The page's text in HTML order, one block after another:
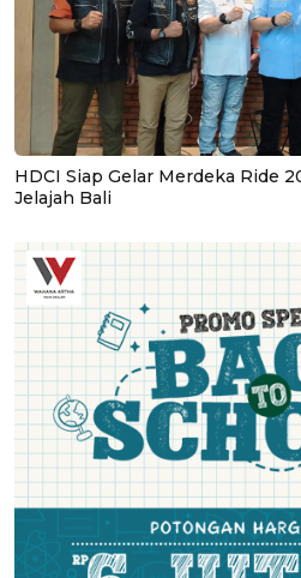
HDCI Siap Gelar Merdeka Ride
Jelajah Bali